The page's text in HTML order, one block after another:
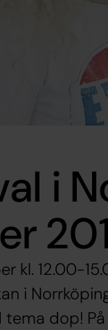
i
kl. 12.00-
i
dop!